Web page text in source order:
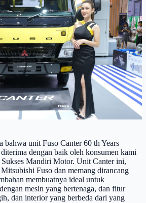
bahwa unit Fuso Canter 60 th Years
dengan baik oleh konsumen kami
Mandiri Motor. Unit Canter ini,
Fuso dan memang dirancang
membuatnya ideal untuk
mesin yang bertenaga, dan fitur
dan interior yang berbeda dari yang